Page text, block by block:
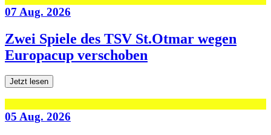
07 Aug. 2026
Zwei Spiele des TSV St.Otmar wegen
Europacup verschoben
Jetzt lesen
05 Aug. 2026